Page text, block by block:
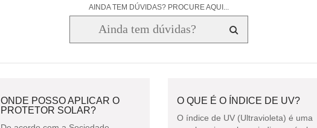
AINDA TEM DÚVIDAS? PROCURE AQUI...
ONDE POSSO APLICAR O
PROTETOR SOLAR?
O QUE É O ÍNDICE DE UV?
O índice de UV (Ultravioleta) é uma